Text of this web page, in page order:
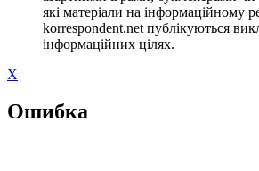
які матеріали на інформаційному
korrespondent.net публікуються
інформаційних цілях.
X
Ошибка